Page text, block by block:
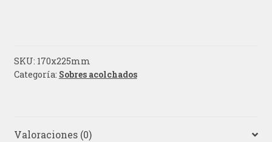
SKU: 170x225mm
Categoría: Sobres acolchados
Valoraciones (0)